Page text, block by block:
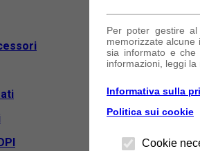
Per poter gestire
memorizzate alcune
sia informato e
informazioni, leggi la
Informativa sulla
Politica sui cookie
Cookie